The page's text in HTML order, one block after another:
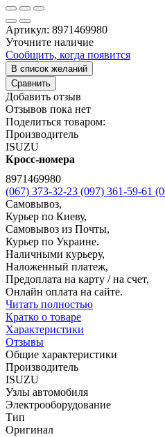
Артикул: 8971469980
Уточните наличие
Сообщить, когда появится
В список желаний
Сравнить
Добавить отзыв
Отзывов пока нет
Поделиться товаром:
Производитель
ISUZU
Кросс-номера
8971469980
(067) 373-32-23 (097) 361-59-61
Самовывоз,
Курьер по Киеву,
Самовывоз из Почты,
Курьер по Украине.
Наличными курьеру,
Наложенный платеж,
Предоплата на карту / на счет,
Онлайн оплата на сайте.
Читать полностью
Кратко о товаре
Характеристики
Отзывы
Общие характеристики
Производитель
ISUZU
Узлы автомобиля
Электрооборудование
Тип
Оригинал